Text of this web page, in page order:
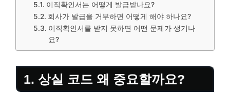
이직확인서는 어떻게 발급받나요?
회사가 발급을 거부하면 어떻게 해야 하나요?
이직확인서를 받지 못하면 어떤 문제가 생기나
요?
1. 상실 코드 왜 중요할까요?